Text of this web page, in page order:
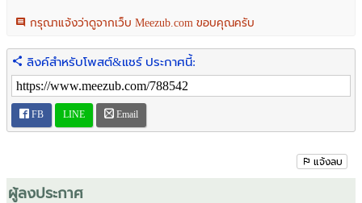
กรุณาแจ้งว่าดูจากเว็บ Meezub.com ขอบคุณครับ
ลิงค์สำหรับโพสต์&แชร์ ประกาศนี้:
FB LINE Email
แจ้งลบ
ผู้ลงประกาศ